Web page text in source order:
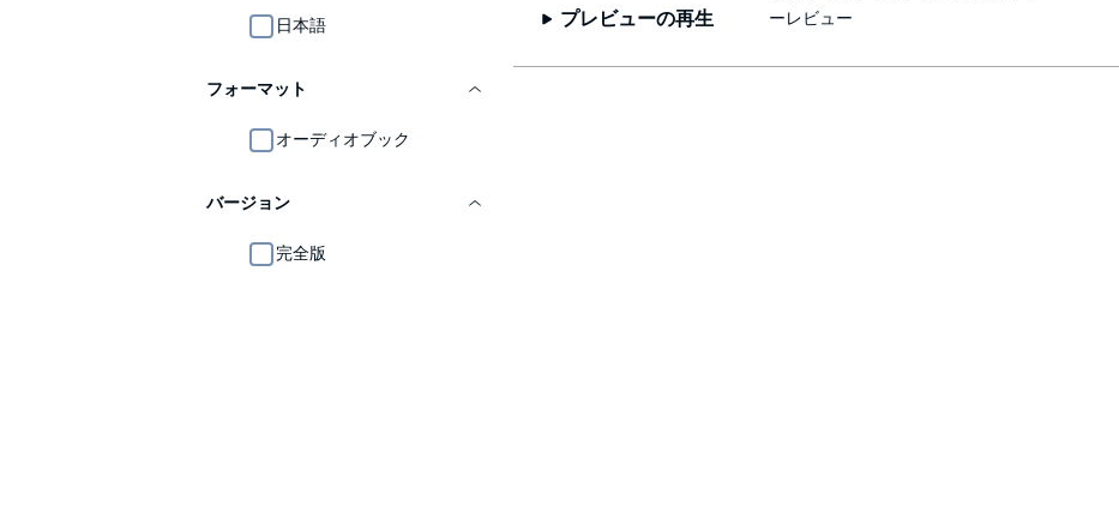
日本語
フォーマット
オーディオブック
バージョン
完全版
プレビューの再生
ーレビュー